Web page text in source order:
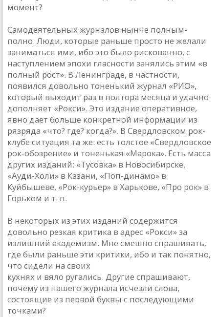
момент?
Самодеятельных журналов нынче полным-
полно. Люди, которые раньше просто не желали
заниматься ими, ибо это было рискованно, с
наступлением эпохи гласности занялись этим «в
полный рост». В Ленинграде, в частности,
появился довольно тоненький журнал «РИО»,
который выходит раз в полтора месяца и удачно
дополняет «Рокси». Это издание оперативное,
явно дает больше конкретной информации из
рязряда «что? где? когда?». В Свердловском рок-
клубе ситуация та же: есть толстое «Свердловское
рок-обозрение» и тоненькая «Марока». Есть масса
других изданий: «Тусовка» в Новосибирске,
«Ауди-Холи» в Казани, «Поп-динамо» в
Куйбышеве, «Рок-курьер» в Харькове, «Про рок» в
Горьком и т. п.
В некоторых из этих изданий содержится
довольно резкая критика в адрес «Рокси» за
излишний академизм. Мне смешно спрашивать,
где были раньше эти критики, ибо и так понятно,
что сидели на своих
кухнях и вяло ругались. Другие спрашивают,
почему из нашего журнала исчезли слова,
состоящие из первой буквы с последующими
точками?